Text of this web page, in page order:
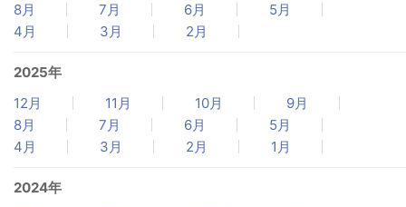
8月
7月 6月
5月
4月
3月 2月
2025年
12月
11月 10月
9月
8月
7月 6月
5月
4月
3月 2月 1月
2024年